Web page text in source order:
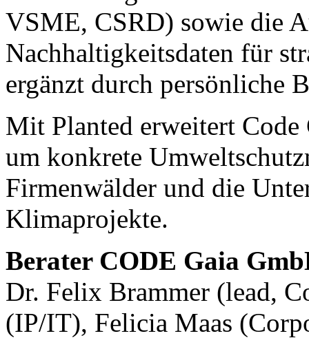
VSME, CSRD) sowie die
Nachhaltigkeitsdaten für
ergänzt durch persönliche
Mit Planted erweitert
um konkrete
Firmenwälder und die
Klimaprojekte.
Berater CODE Gaia
Dr. Felix Brammer (lead,
(IP/IT), Felicia Maas